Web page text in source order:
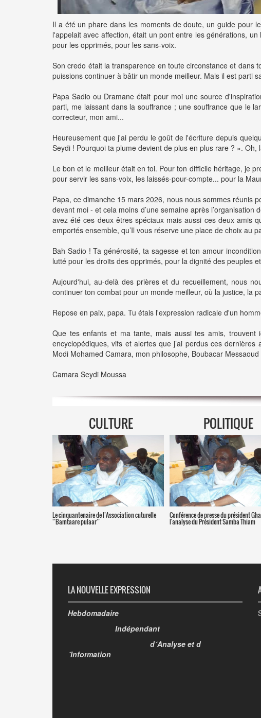
Il a été un phare dans les moments de doute, un guide pour
l'appelait avec affection, était un pont entre les générations,
pour les opprimés, pour les sans-voix.
Son credo était la transparence en toute circonstance et dans
puissions continuer à bâtir un monde meilleur. Mais il est parti
Papa Sadio ou Dramane était pour moi une source
parti, me laissant dans la souffrance ; une souffrance que le
correcteur, mon ami...
Heureusement que j'ai perdu le goût de l'écriture depuis
Seydi ! Pourquoi ta plume devient de plus en plus rare ? ».
Le bon et le meilleur était en toi. Pour ton difficile héritage, je
pour servir les sans-voix, les laissés-pour-compte... pour la
Papa, ce dimanche 15 mars 2026, nous nous sommes réunis
devant moi - et cela moins d’une semaine après
avez été ces deux êtres spéciaux mais aussi ces deux amis
emportés ensemble, qu’Il vous réserve une place de choix au
Bah Sadio ! Ta générosité, ta sagesse et ton amour
lutté pour les droits des opprimés, pour la dignité des peuples
Aujourd'hui, au-delà des prières et du recueillement, nous
continuer ton combat pour un monde meilleur, où la justice, la
Repose en paix, papa. Tu étais l'expression radicale d'un
Que tes enfants et ma tante, mais aussi tes amis,
encyclopédiques, vifs et alertes que j’ai perdus ces
Modi Mohamed Camara, mon philosophe, Boubacar
Camara Seydi Moussa
CULTURE POLITIQUE
Le cinquantenaire de l’Association cuturelle
‘’Bamtaare pulaar’’
Conférence de presse du président
l'analyse du Président Samba Thiam
LA NOUVELLE EXPRESSION
Hebdomadaire
Indépendant
d´Analyse et d
´Information